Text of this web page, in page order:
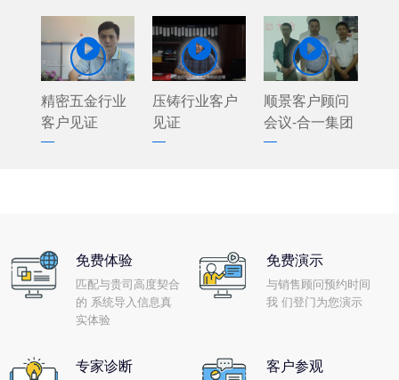

精密五金行业
客户见证

压铸行业客户
见证

顺景客户顾问
会议-合一集团
免费体验
匹配与贵司高度契合
的 系统导入信息真
实体验
免费演示
与销售顾问预约时间
我 们登门为您演示
专家诊断 客户参观